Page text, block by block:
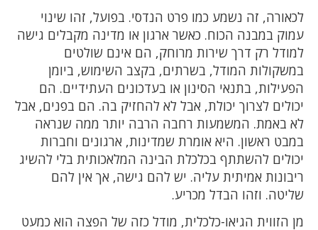
לכאורה, זה נשמע כמו פרט הנדסי. בפועל, זהו שינוי
עמוק במבנה הכוח. כאשר ארגון או מדינה מקבלים גישה
למודל רק דרך שירות מרוחק, הם אינם שולטים
במשקולות המודל, בשרתים, בקצב השימוש, ביומן
הפעילות, בתנאי הסינון או בעדכונים העתידיים. הם
יכולים לצרוך יכולת, אבל לא להחזיק בה. הם בפנים, אבל
לא באמת. המשמעות רחבה הרבה יותר ממה שנראה
במבט ראשון. היא אומרת שמדינות, ארגונים וחברות
יכולים להשתתף בכלכלת הבינה המלאכותית בלי להשיג
ריבונות אמיתית עליה. יש להם גישה, אך אין להם
שליטה. וזהו הבדל מכריע.
מן הזווית הגיאו-כלכלית, מודל כזה של הפצה הוא כמעט